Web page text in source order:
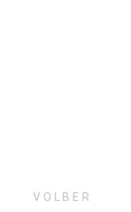
VOLBER